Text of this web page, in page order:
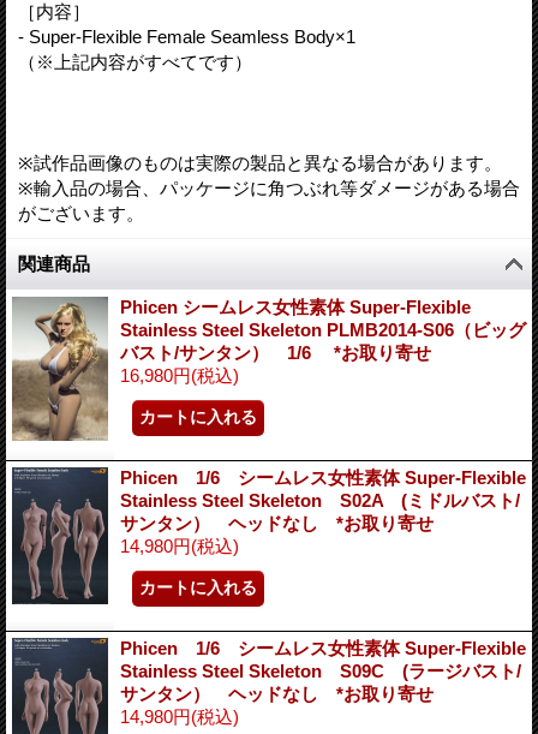
［内容］
- Super-Flexible Female Seamless Body×1
（※上記内容がすべてです）
※試作品画像のものは実際の製品と異なる場合があります。
※輸入品の場合、パッケージに角つぶれ等ダメージがある場合
がございます。
関連商品
Phicen シームレス女性素体 Super-Flexible
Stainless Steel Skeleton PLMB2014-S06（ビッグ
バスト/サンタン） 1/6 *お取り寄せ
16,980円(税込)
Phicen 1/6 シームレス女性素体 Super-Flexible
Stainless Steel Skeleton S02A (ミドルバスト/
サンタン） ヘッドなし *お取り寄せ
14,980円(税込)
Phicen 1/6 シームレス女性素体 Super-Flexible
Stainless Steel Skeleton S09C (ラージバスト/
サンタン） ヘッドなし *お取り寄せ
14,980円(税込)